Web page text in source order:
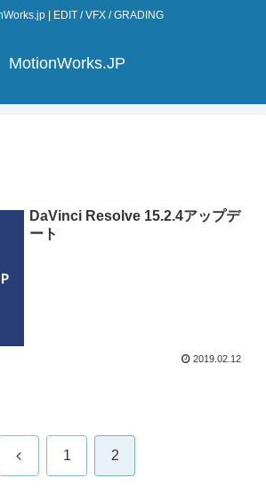
| EDIT / VFX / GRADING
MotionWorks.JP
DaVinci Resolve 15.2.4アップデ
ート
2019.02.12
前 1 2